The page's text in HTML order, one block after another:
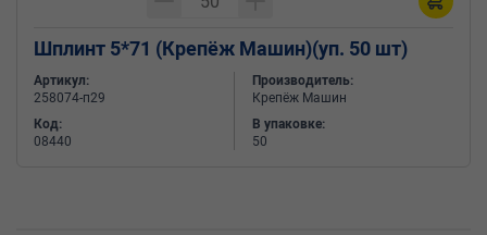
Шплинт 5*71 (Крепёж Машин)(уп. 50 шт)
Артикул:
258074-п29
Код:
08440
Производитель:
Крепёж Машин
В упаковке:
50